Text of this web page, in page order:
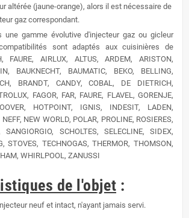
altérée (jaune-orange), alors il est nécessaire de
gaz correspondant.
une gamme évolutived'injecteur gaz ou gicleur
sont adaptés aux cuisinières de
FAURE, AIRLUX, ALTUS, ARDEM, ARISTON,
BAUKNECHT, BAUMATIC, BEKO, BELLING,
BRANDT, CANDY, COBAL, DE DIETRICH,
FAGOR, FAR, FAURE, FLAVEL, GORENJE,
HOTPOINT, IGNIS, INDESIT, LADEN,
NEW WORLD, POLAR, PROLINE, ROSIERES,
SANGIORGIO, SCHOLTES, SELECLINE, SIDEX,
STOVES, TECHNOGAS, THERMOR, THOMSON,
WHIRLPOOL, ZANUSSI
de l'objet :
neuf et intact, n'ayant jamais servi.